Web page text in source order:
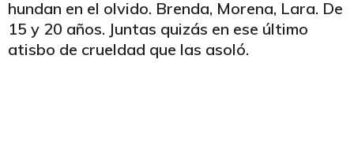
hundan en el olvido. Brenda, Morena, Lara. De
15 y 20 años. Juntas quizás en ese último
atisbo de crueldad que las asoló.